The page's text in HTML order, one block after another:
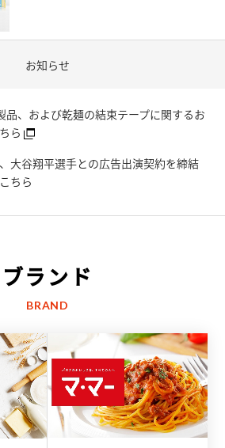
お知らせ
品、および乾麺の結束テープに関するお
ら
大谷翔平選手との広告出演契約を締結
ちら
ブランド
BRAND